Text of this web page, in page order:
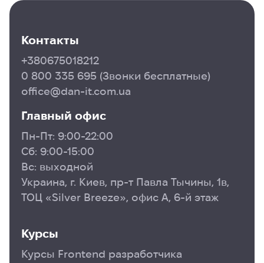
Контакты
+380675018212
0 800 335 695 (Звонки бесплатные)
office@dan-it.com.ua
Главный офис
Пн-Пт: 9:00-22:00
Сб: 9:00-15:00
Вс: выходной
Украина, г. Киев, пр-т Павла Тычины, 1в,
ТОЦ «Silver Breeze», офис А, 6-й этаж
Курсы
Курсы Frontend разработчика